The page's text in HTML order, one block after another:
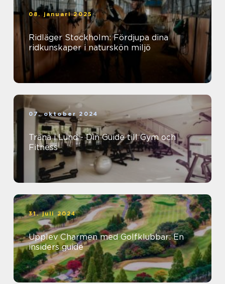
08. januari 2025
Ridläger Stockholm: Fördjupa dina
ridkunskaper i naturskön miljö
07. oktober 2024
Träna i Lund - Din Guide till Gym och
Fitness
31. juli 2024
Upplev Charmen med Golfklubbar: En
insiders guide